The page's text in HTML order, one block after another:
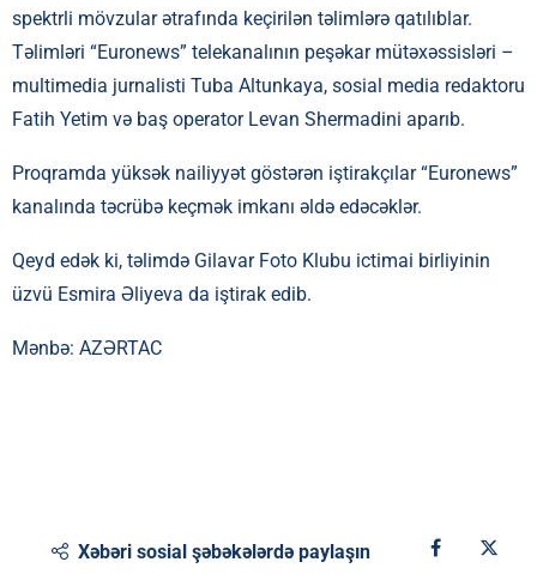
spektrli mövzular ətrafında keçirilən təlimlərə qatılıblar.
Təlimləri “Euronews” telekanalının peşəkar mütəxəssisləri –
multimedia jurnalisti Tuba Altunkaya, sosial media redaktoru
Fatih Yetim və baş operator Levan Shermadini aparıb.
Proqramda yüksək nailiyyət göstərən iştirakçılar “Euronews”
kanalında təcrübə keçmək imkanı əldə edəcəklər.
Qeyd edək ki, təlimdə Gilavar Foto Klubu ictimai birliyinin
üzvü Esmira Əliyeva da iştirak edib.
Mənbə: AZƏRTAC
Xəbəri sosial şəbəkələrdə paylaşın